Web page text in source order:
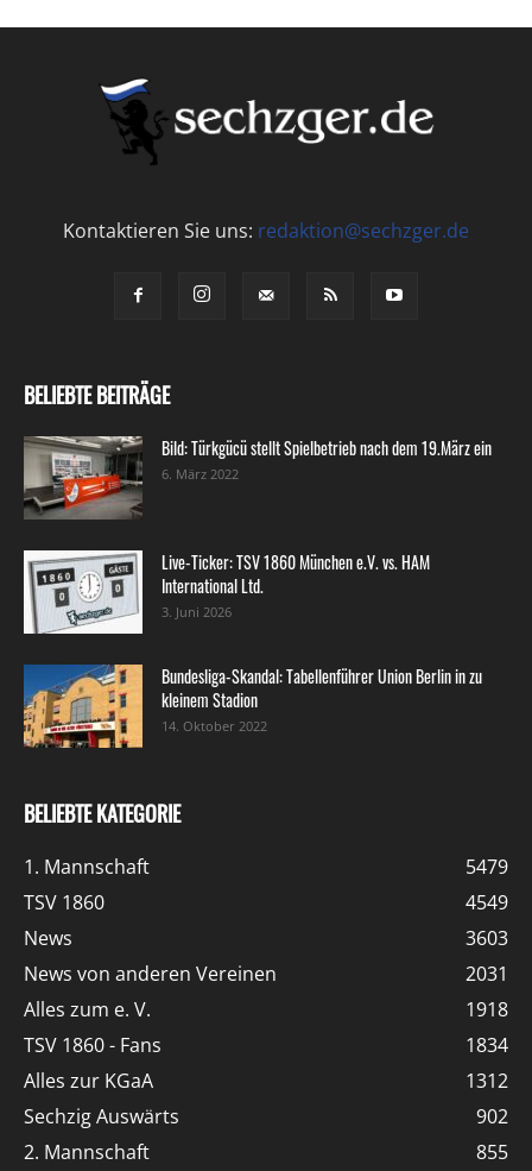
Kontaktieren Sie uns: redaktion@sechzger.de
BELIEBTE BEITRÄGE
Bild: Türkgücü stellt Spielbetrieb nach dem 19.März ein
6. März 2022
Live-Ticker: TSV 1860 München e.V. vs. HAM
International Ltd.
3. Juni 2026
Bundesliga-Skandal: Tabellenführer Union Berlin in zu
kleinem Stadion
14. Oktober 2022
BELIEBTE KATEGORIE
1. Mannschaft
5479
TSV 1860
4549
News
3603
News von anderen Vereinen
2031
Alles zum e. V.
1918
TSV 1860 - Fans
1834
Alles zur KGaA
1312
Sechzig Auswärts
902
2. Mannschaft
855